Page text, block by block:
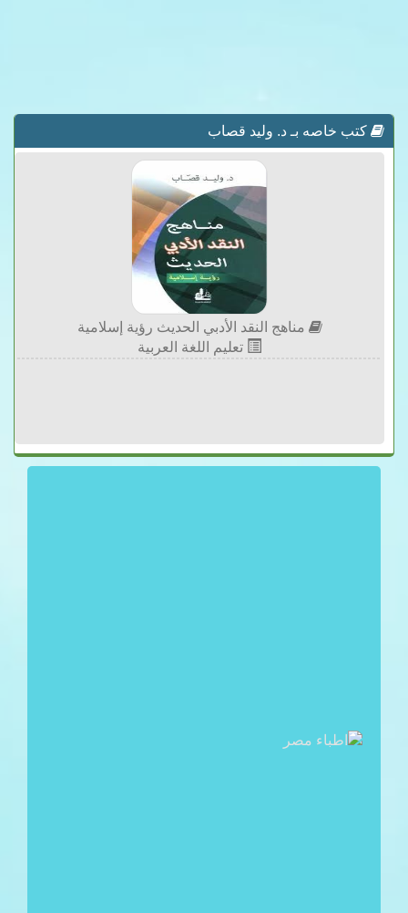
كتب خاصه بـ د. وليد قصاب
مناهج النقد الأدبي الحديث رؤية إسلامية
تعليم اللغة العربية